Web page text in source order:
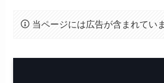
当ページには広告が含まれていま